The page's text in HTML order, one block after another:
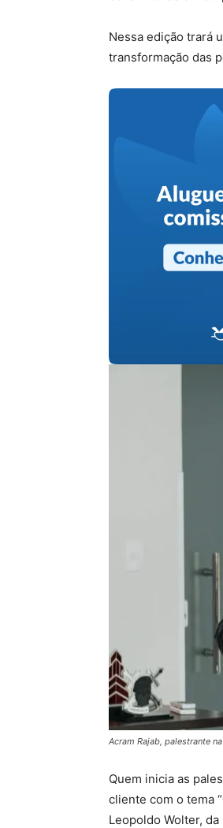
Nessa edição trará
transformação das
Acram Rajab, palestrante
Quem inicia as
cliente com o tema “
Leopoldo Wolter,